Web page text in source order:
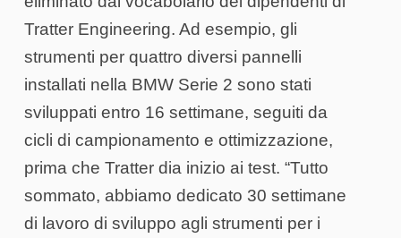
Tratter Engineering. Ad esempio, gli
strumenti per quattro diversi pannelli
installati nella BMW Serie 2 sono stati
sviluppati entro 16 settimane, seguiti da
cicli di campionamento e ottimizzazione,
prima che Tratter dia inizio ai test. “Tutto
sommato, abbiamo dedicato 30 settimane
di lavoro di sviluppo agli strumenti per i